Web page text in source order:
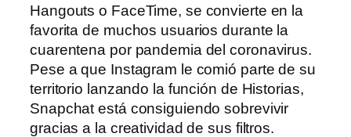
Hangouts o FaceTime, se convierte en la
favorita de muchos usuarios durante la
cuarentena por pandemia del coronavirus.
Pese a que Instagram le comió parte de su
territorio lanzando la función de Historias,
Snapchat está consiguiendo sobrevivir
gracias a la creatividad de sus filtros.